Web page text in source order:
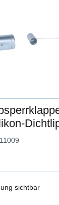
sichtbar